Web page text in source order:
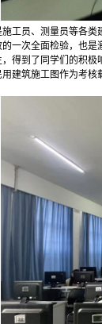
工员、测量员等各
一次全面检验，也
得到了同学们的积
建筑施工图作为考